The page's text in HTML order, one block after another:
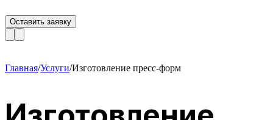
Оставить заявку
Главная/Услуги/Изготовление пресс-форм